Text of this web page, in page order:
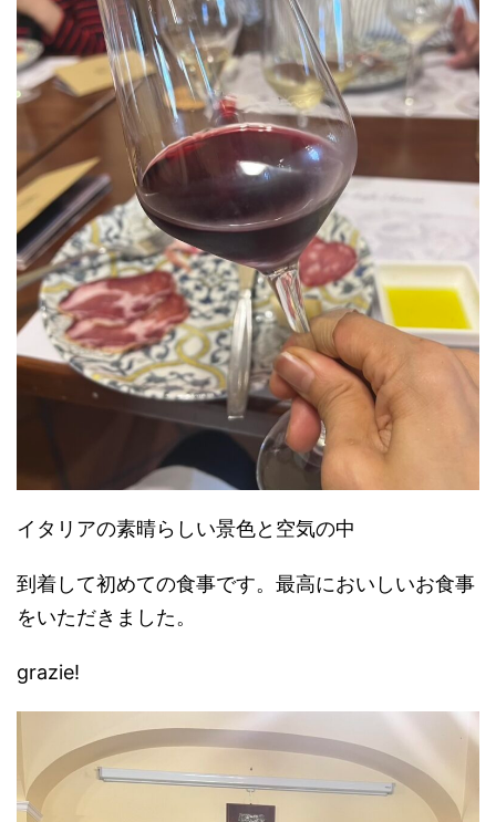
イタリアの素晴らしい景色と空気の中
到着して初めての食事です。最高においしいお食事
をいただきました。
grazie!